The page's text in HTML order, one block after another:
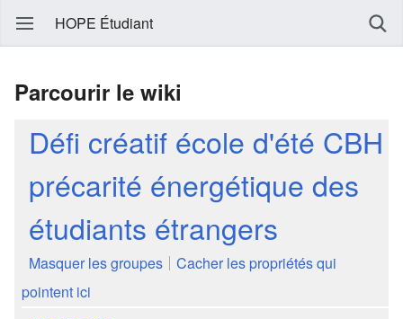
HOPE Étudiant
Parcourir le wiki
Défi créatif école d'été CBH
précarité énergétique des
étudiants étrangers
Masquer les groupes
Cacher les propriétés qui
pointent ici